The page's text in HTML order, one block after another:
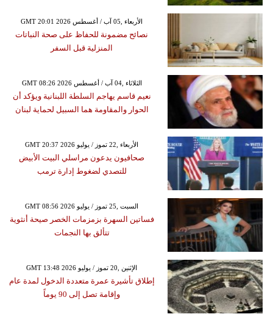
GMT 20:01 2026 الأربعاء ,05 آب / أغسطس
نصائح مضمونة للحفاظ على صحة النباتات
المنزلية قبل السفر
GMT 08:26 2026 الثلاثاء ,04 آب / أغسطس
نعيم قاسم يهاجم السلطة اللبنانية ويؤكد أن
الحوار والمقاومة هما السبيل لحماية لبنان
GMT 20:37 2026 الأربعاء ,22 تموز / يوليو
صحافيون يدعون مراسلي البيت الأبيض
للتصدي لضغوط إدارة ترمب
GMT 08:56 2026 السبت ,25 تموز / يوليو
فساتين السهرة بزمزمات الخصر صيحة أنثوية
تتألق بها النجمات
GMT 13:48 2026 الإثنين ,20 تموز / يوليو
إطلاق تأشيرة عمرة متعددة الدخول لمدة عام
وإقامة تصل إلى 90 يوماً